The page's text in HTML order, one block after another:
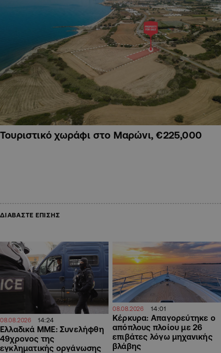
Τουριστικό χωράφι στο Μαρώνι, €225,000
ΔΙΑΒΑΣΤΕ ΕΠΙΣΗΣ
08.08.2026 14:24
Ελλαδικά ΜΜΕ: Συνελήφθη
49χρονος της
εγκληματικής οργάνωσης
08.08.2026 14:01
Κέρκυρα: Απαγορεύτηκε ο
απόπλους πλοίου με 26
επιβάτες λόγω μηχανικής
βλάβης